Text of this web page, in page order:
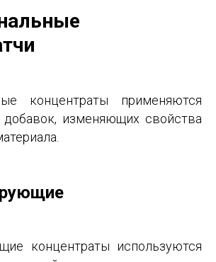
концентраты применяются
изменяющих свойства
концентраты используются